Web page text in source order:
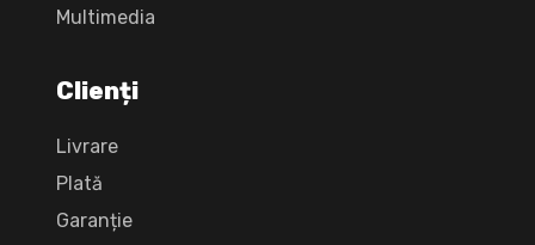
Multimedia
Clienți
Livrare
Plată
Garanție